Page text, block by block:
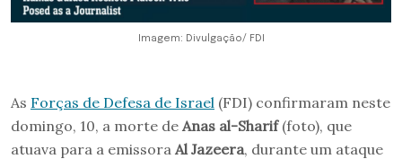
Imagem: Divulgação/ FDI
As Forças de Defesa de Israel (FDI) confirmaram neste
domingo, 10, a morte de Anas al-Sharif(foto), que
atuava para a emissora Al Jazeera, durante um ataque